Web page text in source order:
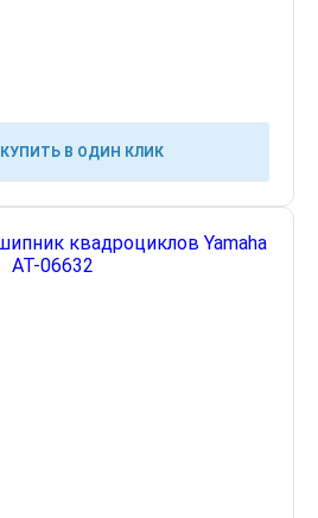
КУПИТЬ В ОДИН КЛИК